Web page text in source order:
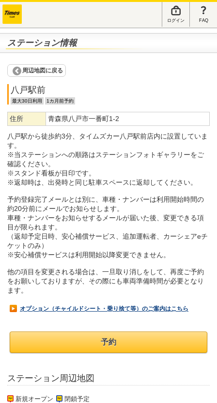
ログイン FAQ
ステーション情報
周辺地図に戻る
八戸駅前
最大30日利用 1カ月前予約
住所 青森県八戸市一番町1-2
八戸駅から徒歩約3分、タイムズカー八戸駅前店内に設置していま
す。
※当ステーションへの順路はステーションフォトギャラリーをご
確認ください。
※スタンド看板が目印です。
※返却時は、出発時と同じ駐車スペースに返却してください。
予約登録完了メールとは別に、車種・ナンバーは利用開始時間の
約20分前にメールでお知らせします。
車種・ナンバーをお知らせするメールが届いた後、変更できる項
目が限られます。
（返却予定日時、安心補償サービス、追加運転者、カーシェアeチ
ケットのみ）
※安心補償サービスは利用開始以降変更できません。
他の項目を変更される場合は、一旦取り消しをして、再度ご予約
をお願いしておりますが、その際にも車両準備時間が必要となり
ます。
オプション（チャイルドシート・乗り捨て等）のご案内はこちら
予約
ステーション周辺地図
新規オープン 閉鎖予定